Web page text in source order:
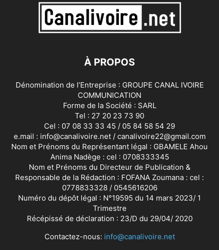
À PROPOS
Dénomination de l’Entreprise : GROUPE CANAL IVOIRE
COMMUNICATION
Forme de la Société : SARL
Tel : 27 20 23 73 90
Cel : 07 08 33 33 45 / 05 84 58 54 29
e.mail : info@canalivoire.net / canalivoire22@gmail.com
Nom et Prénoms du Représentant légal : GBAMELE Ahou
Anima Nadège : cel : 0708333345
Nom et Prénoms du Directeur de Publication &
Responsable de la Rédaction : FOFANA Zoumana : cel :
0778833328 / 0545616206
Numéro du dépôt légal : N°19595 du 14 mars 2023/ 1
Trimestre
Récépissé de déclaration : 23/D du 29/04/ 2020
Contactez-nous: info@canalivoire.net